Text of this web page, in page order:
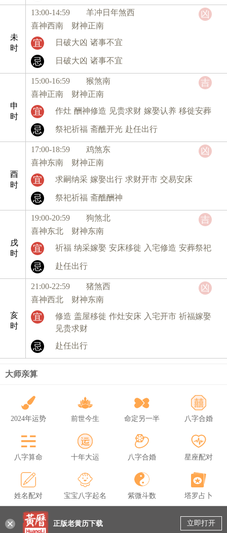
未
时
13:00-14:59 羊冲日年煞西
喜神西南 财神正南
宜 日破大凶 诸事不宜
忌 日破大凶 诸事不宜
凶
申
时
15:00-16:59 猴煞南
喜神正南 财神正南
宜 作灶 酬神修造 见贵求财 嫁娶认养 移徙安葬
忌 祭祀祈福 斋醮开光 赴任出行
吉
酉
时
17:00-18:59 鸡煞东
喜神东南 财神正南
宜 求嗣纳采 嫁娶出行 求财开市 交易安床
忌 祭祀祈福 斋醮酬神
凶
戌
时
19:00-20:59 狗煞北
喜神东北 财神东南
宜 祈福 纳采嫁娶 安床移徙 入宅修造 安葬祭祀
忌 赴任出行
吉
亥
时
21:00-22:59 猪煞西
喜神西北 财神东南
宜 修造 盖屋移徙 作灶安床 入宅开市 祈福嫁娶
见贵求财
忌 赴任出行
凶
大师亲算
2024年运势 前世今生 命定另一半 八字合婚
八字算命 十年大运 八字合婚 星座配对
姓名配对 宝宝八字起名 紫微斗数 塔罗占卜
正版老黄历下载 立即打开